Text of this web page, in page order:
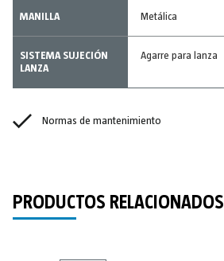
MANILLA Metálica
SISTEMA SUJECIÓN
LANZA
Agarre para lanza
Normas de mantenimiento
PRODUCTOS RELACIONADOS